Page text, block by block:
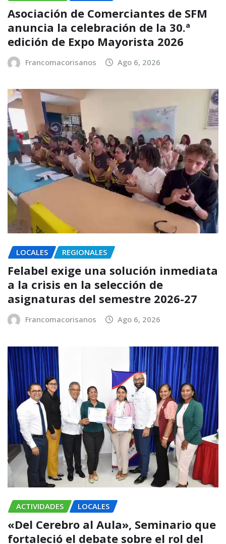
Asociación de Comerciantes de SFM
anuncia la celebración de la 30.ª
edición de Expo Mayorista 2026
Francomacorisanos Ago 6, 2026
LOCALES REGIONALES
Felabel exige una solución inmediata
a la crisis en la selección de
asignaturas del semestre 2026-27
Francomacorisanos Ago 6, 2026
ACTIVIDADES LOCALES
«Del Cerebro al Aula», Seminario que
fortaleció el debate sobre el rol del